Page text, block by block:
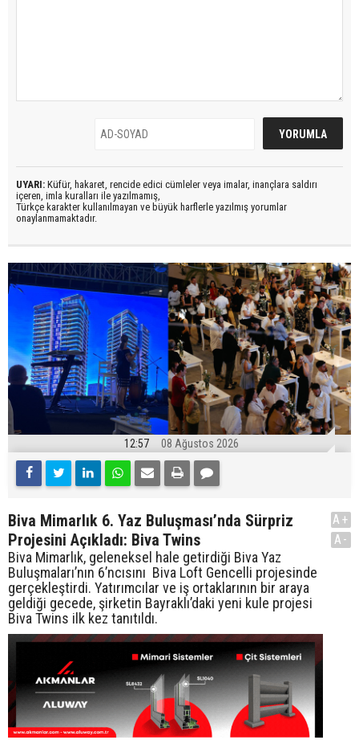
UYARI: Küfür, hakaret, rencide edici cümleler veya imalar, inançlara saldırı
içeren, imla kuralları ile yazılmamış,
Türkçe karakter kullanılmayan ve büyük harflerle yazılmış yorumlar
onaylanmamaktadır.
12:57 08 Ağustos 2026
Biva Mimarlık 6. Yaz Buluşması’nda Sürpriz
Projesini Açıkladı: Biva Twins
Biva Mimarlık, geleneksel hale getirdiği Biva Yaz
Buluşmaları’nın 6’ncısını Biva Loft Gencelli projesinde
gerçekleştirdi. Yatırımcılar ve iş ortaklarının bir araya
geldiği gecede, şirketin Bayraklı’daki yeni kule projesi
Biva Twins ilk kez tanıtıldı.
A+
A-